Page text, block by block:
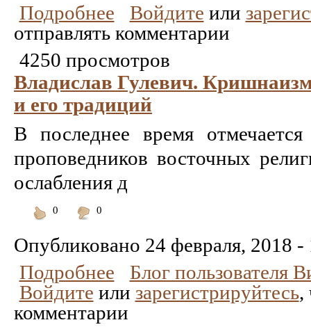
Подробнее
Войдите или
отправлять комментарии
4250 просмотров
Владислав Гулевич.
и его традиций
В последнее время отмечается
проповедников восточных
ослабления д
0
0
Опубликовано 24 февраля, 2018 -
Подробнее
Блог пользователя
Войдите или зарегистрируйтесь,
комментарии